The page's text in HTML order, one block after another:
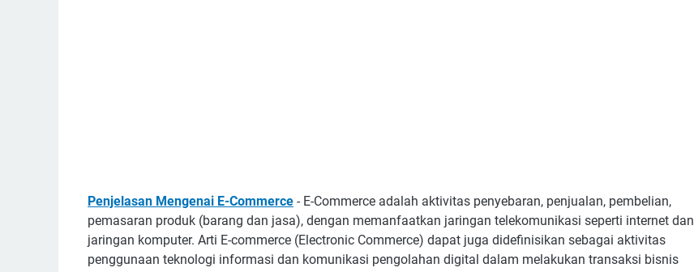
Penjelasan Mengenai E-Commerce - E-Commerce adalah aktivitas penyebaran, penjualan, pembelian,
pemasaran produk (barang dan jasa), dengan memanfaatkan jaringan telekomunikasi seperti internet dan
jaringan komputer. Arti E-commerce (Electronic Commerce) dapat juga didefinisikan sebagai aktivitas
penggunaan teknologi informasi dan komunikasi pengolahan digital dalam melakukan transaksi bisnis